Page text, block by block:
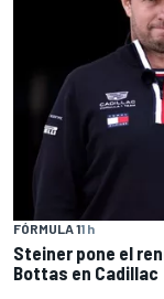
FÓRMULA 11 h
Steiner pone el
Bottas en Cadillac